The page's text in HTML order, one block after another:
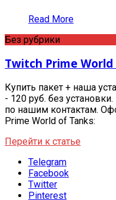
Read More
Без рубрики
Twitch Prime
Купить пакет + наша
- 120 руб. без
по нашим контактам.
Prime World of Tanks:
Перейти к статье
Telegram
Facebook
Twitter
Pinterest